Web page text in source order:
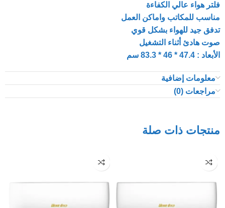
فلتر هواء عالي الكفاءة
مناسب للمكاتب واماكن العمل
تدفق جيد للهواء بشكل قوي
صوت هادئ أثناء التشغيل
الأبعاد : 47.4 * 46 * 83.3 سم
معلومات إضافية
مراجعات (0)
منتجات ذات صلة